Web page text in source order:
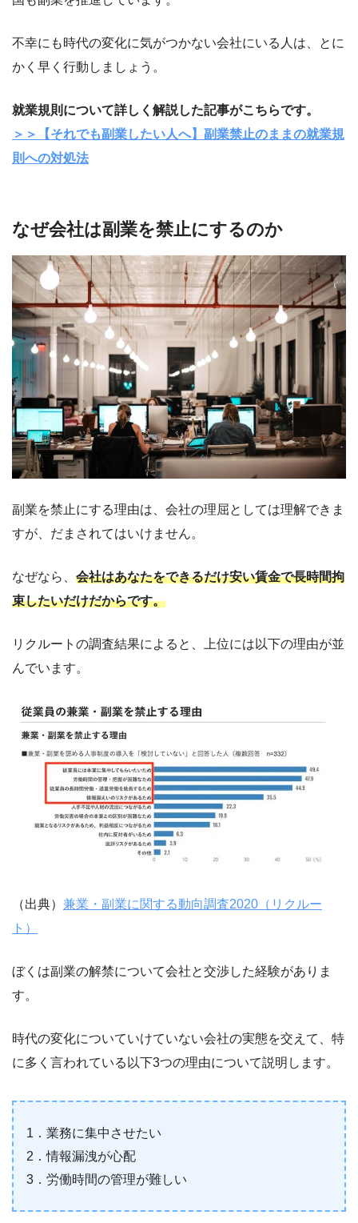
不幸にも時代の変化に気がつかない会社にいる人は、とに
かく早く行動しましょう。
就業規則について詳しく解説した記事がこちらです。
＞＞【それでも副業したい人へ】副業禁止のままの就業規
則への対処法
なぜ会社は副業を禁止にするのか
副業を禁止にする理由は、会社の理屈としては理解できま
すが、だまされてはいけません。
なぜなら、 会社はあなたをできるだけ安い賃金で長時間拘
束したいだけだからです。
リクルートの調査結果によると、上位には以下の理由が並
んでいます。
（出典） 兼業・副業に関する動向調査2020（リクルー
ト）
ぼくは副業の解禁について会社と交渉した経験がありま
す。
時代の変化についていけていない会社の実態を交えて、特
に多く言われている以下3つの理由について説明します。
1．業務に集中させたい
2．情報漏洩が心配
3．労働時間の管理が難しい